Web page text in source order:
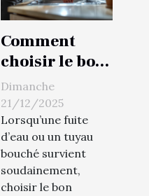
Comment
choisir le bon
plombier pour
une urgence à
domicile ?
Dimanche
21/12/2025
Lorsqu’une fuite
d’eau ou un tuyau
bouché survient
soudainement,
choisir le bon